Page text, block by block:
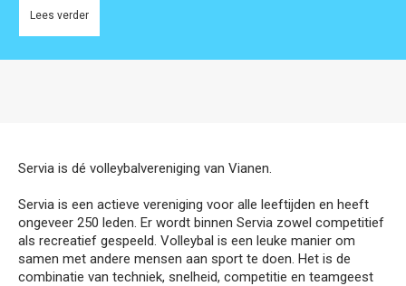
Servia is dé volleybalvereniging van Vianen.
Servia is een actieve vereniging voor alle leeftijden en heeft
ongeveer 250 leden. Er wordt binnen Servia zowel competitief
als recreatief gespeeld. Volleybal is een leuke manier om
samen met andere mensen aan sport te doen. Het is de
combinatie van techniek, snelheid, competitie en teamgeest